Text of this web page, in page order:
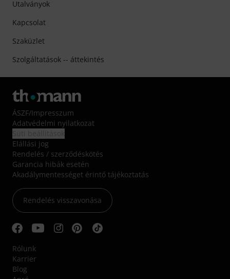
Utalványok
Kapcsolat
Szaküzlet
Szolgáltatások -- áttekintés
ÁSZF/Impresszum
Adatvédelmi nyilatkozat
Elállási jog
Rendelés / szerződéskötés
Garancia hibák esetén
Akadálymentességet érintő tájékoztatás
Rendelés visszavonása
Rólunk
Karrier
Blog